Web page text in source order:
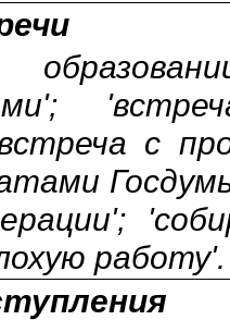
с
работу'.